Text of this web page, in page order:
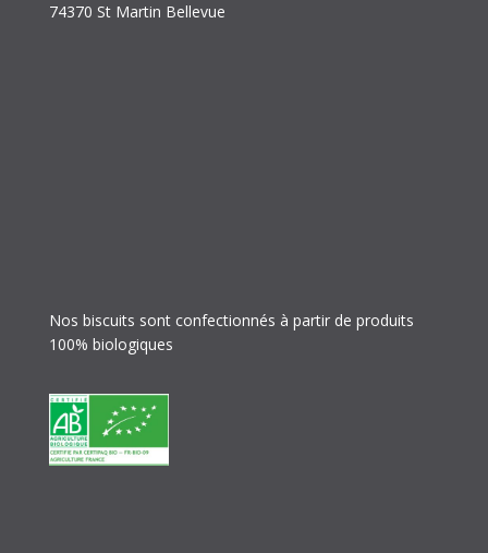
74370 St Martin Bellevue
Nos biscuits sont confectionnés à partir de produits
100% biologiques